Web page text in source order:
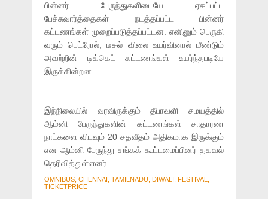
பின்னர் பேருந்துகளிடையே ஏகப்பட்ட
பேச்சுவார்த்தைகள் நடத்தப்பட்ட பின்னர்
கட்டணங்கள் முறைப்படுத்தப்பட்டன. எனினும் பெருகி
வரும் பெட்ரோல், டீசல் விலை உயர்வினால் மீண்டும்
அவற்றின் டிக்கெட் கட்டணங்கள் உயர்ந்தபடியே
இருக்கின்றன.
இந்நிலையில் வரவிருக்கும் தீபாவளி சமயத்தில்
ஆம்னி பேருந்துகளின் கட்டணங்கள் சாதாரண
நாட்களை விடவும் 20 சதவீதம் அதிகமாக இருக்கும்
என ஆம்னி பேருந்து சங்கக் கூட்டமைப்பினர் தகவல்
தெரிவித்துள்ளனர்.
OMNIBUS, CHENNAI, TAMILNADU, DIWALI, FESTIVAL,
TICKETPRICE